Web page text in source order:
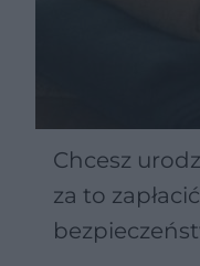
Chcesz
za to